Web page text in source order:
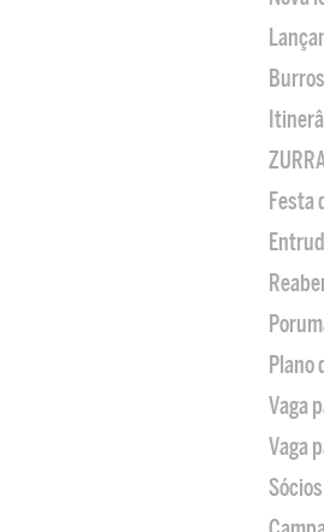
Festa
Plano
Vaga
Vaga
Sócios